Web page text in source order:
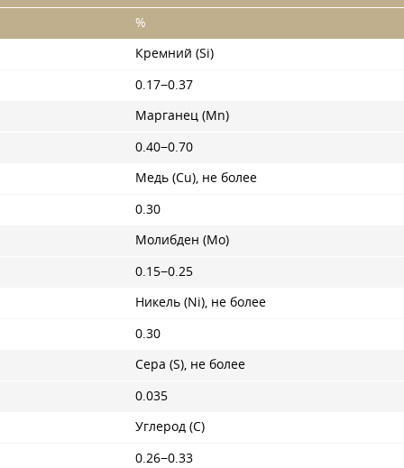
%
Кремний (Si)
0.17−0.37
Марганец (Mn)
0.40−0.70
Медь (Cu), не более
0.30
Молибден (Mo)
0.15−0.25
Никель (Ni), не более
0.30
Сера (S), не более
0.035
Углерод (C)
0.26−0.33